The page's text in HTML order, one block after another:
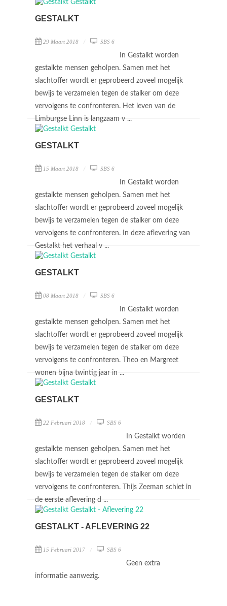
GESTALKT
29 Maart 2018 SBS 6
In Gestalkt worden
gestalkte mensen geholpen. Samen met het
slachtoffer wordt er geprobeerd zoveel mogelijk
bewijs te verzamelen tegen de stalker om deze
vervolgens te confronteren. Het leven van de
Limburgse Linn is langzaam v ...
GESTALKT
15 Maart 2018 SBS 6
In Gestalkt worden
gestalkte mensen geholpen. Samen met het
slachtoffer wordt er geprobeerd zoveel mogelijk
bewijs te verzamelen tegen de stalker om deze
vervolgens te confronteren. In deze aflevering van
Gestalkt het verhaal v ...
GESTALKT
08 Maart 2018 SBS 6
In Gestalkt worden
gestalkte mensen geholpen. Samen met het
slachtoffer wordt er geprobeerd zoveel mogelijk
bewijs te verzamelen tegen de stalker om deze
vervolgens te confronteren. Theo en Margreet
wonen bijna twintig jaar in ...
GESTALKT
22 Februari 2018 SBS 6
In Gestalkt worden
gestalkte mensen geholpen. Samen met het
slachtoffer wordt er geprobeerd zoveel mogelijk
bewijs te verzamelen tegen de stalker om deze
vervolgens te confronteren. Thijs Zeeman schiet in
de eerste aflevering d ...
GESTALKT - AFLEVERING 22
15 Februari 2017 SBS 6
Geen extra
informatie aanwezig.